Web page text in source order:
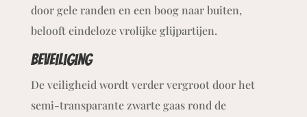
door gele randen en een boog naar buiten,
belooft eindeloze vrolijke glijpartijen.
beveiliging
De veiligheid wordt verder vergroot door het
semi-transparante zwarte gaas rond de